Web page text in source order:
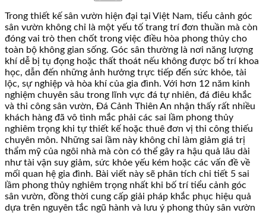
Trong thiết kế sân vườn hiện đại tại Việt Nam, tiểu cảnh góc
sân vườn không chỉ là một yếu tố trang trí đơn thuần mà còn
đóng vai trò then chốt trong việc điều hòa phong thủy cho
toàn bộ không gian sống. Góc sân thường là nơi năng lượng
khí dễ bị tụ đọng hoặc thất thoát nếu không được bố trí khoa
học, dẫn đến những ảnh hưởng trực tiếp đến sức khỏe, tài
lộc, sự nghiệp và hòa khí của gia đình. Với hơn 12 năm kinh
nghiệm chuyên sâu trong lĩnh vực đá tự nhiên, đá điêu khắc
và thi công sân vườn, Đá Cảnh Thiên An nhận thấy rất nhiều
khách hàng đã vô tình mắc phải các sai lầm phong thủy
nghiêm trọng khi tự thiết kế hoặc thuê đơn vị thi công thiếu
chuyên môn. Những sai lầm này không chỉ làm giảm giá trị
thẩm mỹ của ngôi nhà mà còn có thể gây ra hậu quả lâu dài
như tài vận suy giảm, sức khỏe yếu kém hoặc các vấn đề về
mối quan hệ gia đình. Bài viết này sẽ phân tích chi tiết 5 sai
lầm phong thủy nghiêm trọng nhất khi bố trí tiểu cảnh góc
sân vườn, đồng thời cung cấp giải pháp khắc phục hiệu quả
dựa trên nguyên tắc ngũ hành và lưu ý phong thủy sân vườn